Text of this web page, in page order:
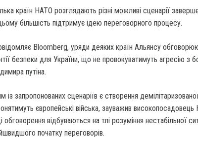
країн НАТО розглядають різні можливі сценарії
більшість підтримує ідею переговорного процесу.
Bloomberg, уряди деяких країн Альянсу
безпеки для України, що не провокуватимуть агресію з
путіна.
із запропонованих сценаріїв є створення
європейські війська, зауважив
обговорення відбуваються на тлі розуміння нестабільної
початку переговорів.